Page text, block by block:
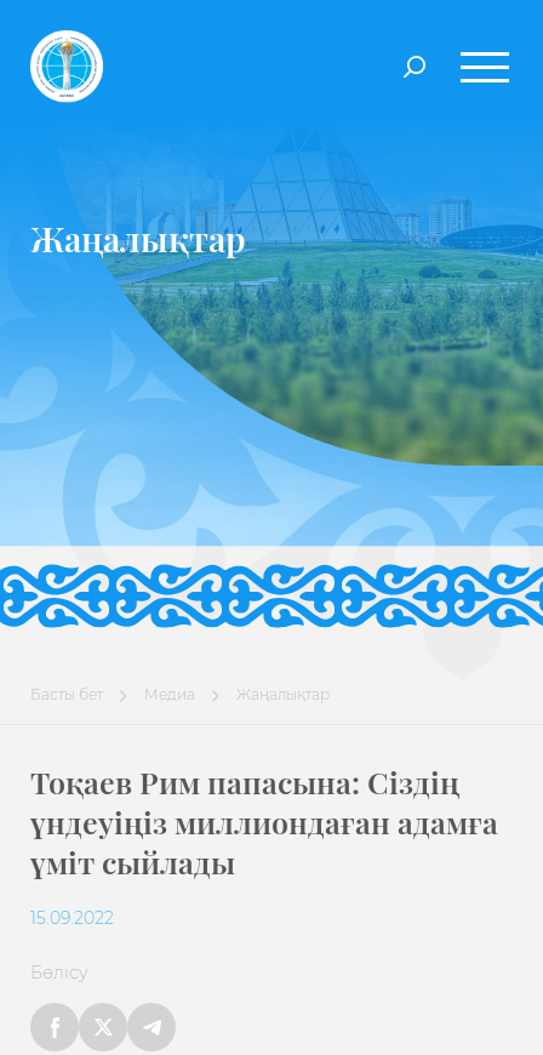
Жаңалықтар
Басты бет Медиа Жаңалықтар
Тоқаев Рим папасына: Сіздің
үндеуіңіз миллиондаған адамға
үміт сыйлады
15.09.2022
Бөлісу